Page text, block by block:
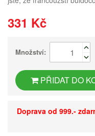
331 Kč
Množství:
PŘIDAT DO
Doprava od 999.-